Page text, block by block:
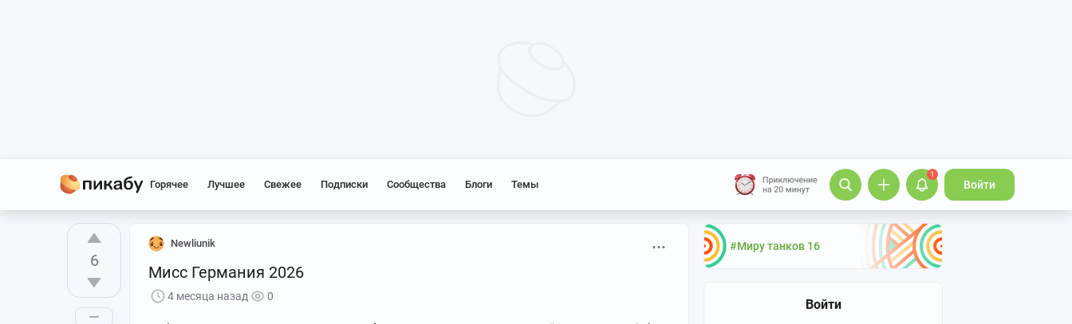
Горячее Лучшее Свежее Подписки Сообщества Блоги Темы
1
Войти
#Миру танков 16
Войти
6
Newliunik
Мисс Германия 2026
4 месяца назад 0